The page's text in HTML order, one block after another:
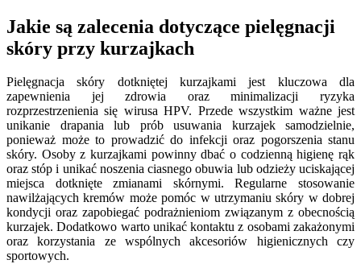
Jakie są zalecenia dotyczące pielęgnacji
skóry przy kurzajkach
Pielęgnacja skóry dotkniętej kurzajkami jest kluczowa dla
zapewnienia jej zdrowia oraz minimalizacji ryzyka
rozprzestrzenienia się wirusa HPV. Przede wszystkim ważne jest
unikanie drapania lub prób usuwania kurzajek samodzielnie,
ponieważ może to prowadzić do infekcji oraz pogorszenia stanu
skóry. Osoby z kurzajkami powinny dbać o codzienną higienę rąk
oraz stóp i unikać noszenia ciasnego obuwia lub odzieży uciskającej
miejsca dotknięte zmianami skórnymi. Regularne stosowanie
nawilżających kremów może pomóc w utrzymaniu skóry w dobrej
kondycji oraz zapobiegać podrażnieniom związanym z obecnością
kurzajek. Dodatkowo warto unikać kontaktu z osobami zakażonymi
oraz korzystania ze wspólnych akcesoriów higienicznych czy
sportowych.